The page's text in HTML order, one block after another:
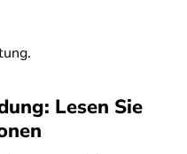
Lesen Sie